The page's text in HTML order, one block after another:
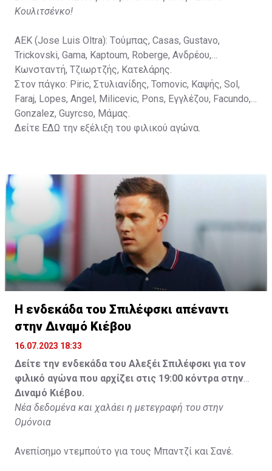
Κουλιτσένκο!
ΑΕΚ (Jose Luis Oltra): Tούμπας, Casas, Gustavo,
Trickovski, Gama, Κaptoum, Roberge, Aνδρέου,
Κωνσταντή, Τζιωρτζής, Κατελάρης.
Στον πάγκο: Piric, Στυλιανίδης, Tomovic, Καψής, Sol,
Faraj, Lopes, Angel, Milicevic, Pons, Εγγλέζου, Facundo,
Gonzalez, Guyrcso, Μάμας.
Δείτε ΕΔΩ την εξέλιξη του φιλικού αγώνα.
Η ενδεκάδα του Σπιλέφσκι απέναντι
στην Διναμό Κιέβου
16.07.2023 18:33
Δείτε την ενδεκάδα του Αλεξέι Σπιλέφσκι για τον
φιλικό αγώνα που αρχίζει στις 19:00 κόντρα στην
Διναμό Κιέβου.
Νέα δεδομένα και χαλάει η μετεγραφή του στην
Ομόνοια
Ανεπίσημο ντεμπούτο για τους Μπαντζί και Σανέ.